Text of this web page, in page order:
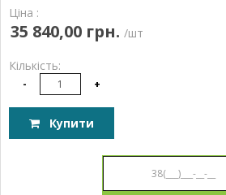
Ціна :
35 840,00 грн. /шт
Кількість:
- +
Купити